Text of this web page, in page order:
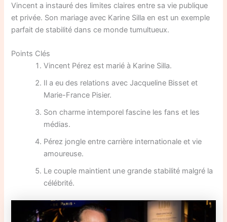
Vincent a instauré des limites claires entre sa vie publique
et privée. Son mariage avec Karine Silla en est un exemple
parfait de stabilité dans ce monde tumultueux.
Points Clés
Vincent Pérez est marié à Karine Silla.
Il a eu des relations avec Jacqueline Bisset et
Marie-France Pisier.
Son charme intemporel fascine les fans et les
médias.
Pérez jongle entre carrière internationale et vie
amoureuse.
Le couple maintient une grande stabilité malgré la
célébrité.